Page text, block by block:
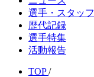
選手・スタッフ
歴代記録
選手特集
活動報告
TOP /